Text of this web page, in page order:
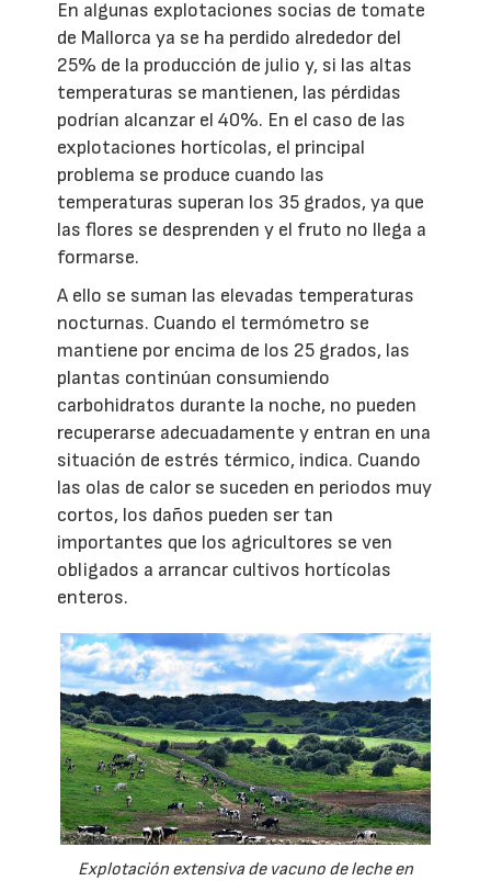
En algunas explotaciones socias de tomate
de Mallorca ya se ha perdido alrededor del
25% de la producción de julio y, si las altas
temperaturas se mantienen, las pérdidas
podrían alcanzar el 40%. En el caso de las
explotaciones hortícolas, el principal
problema se produce cuando las
temperaturas superan los 35 grados, ya que
las flores se desprenden y el fruto no llega a
formarse.
A ello se suman las elevadas temperaturas
nocturnas. Cuando el termómetro se
mantiene por encima de los 25 grados, las
plantas continúan consumiendo
carbohidratos durante la noche, no pueden
recuperarse adecuadamente y entran en una
situación de estrés térmico, indica. Cuando
las olas de calor se suceden en periodos muy
cortos, los daños pueden ser tan
importantes que los agricultores se ven
obligados a arrancar cultivos hortícolas
enteros.
Explotación extensiva de vacuno de leche en